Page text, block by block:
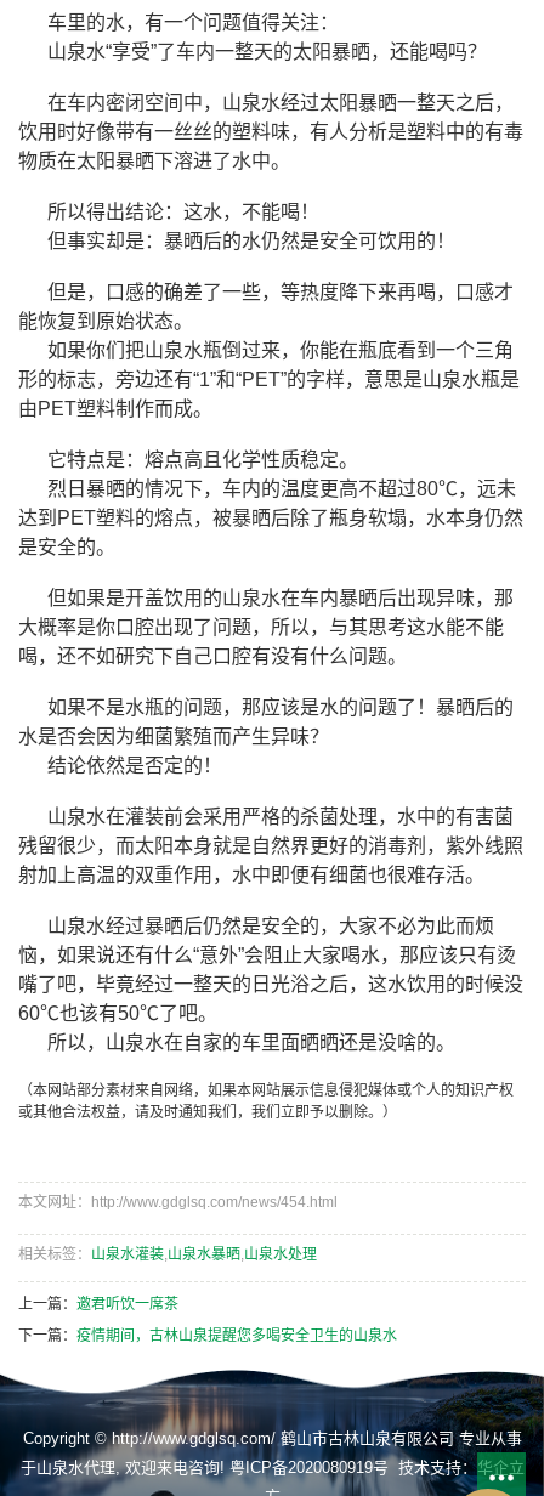
车里的水，有一个问题值得关注：
山泉水“享受”了车内一整天的太阳暴晒，还能喝吗？
在车内密闭空间中，山泉水经过太阳暴晒一整天之后，
饮用时好像带有一丝丝的塑料味，有人分析是塑料中的有毒
物质在太阳暴晒下溶进了水中。
所以得出结论：这水，不能喝！
但事实却是：暴晒后的水仍然是安全可饮用的！
但是，口感的确差了一些，等热度降下来再喝，口感才
能恢复到原始状态。
如果你们把山泉水瓶倒过来，你能在瓶底看到一个三角
形的标志，旁边还有“1”和“PET”的字样，意思是山泉水瓶是
由PET塑料制作而成。
它特点是：熔点高且化学性质稳定。
烈日暴晒的情况下，车内的温度更高不超过80℃，远未
达到PET塑料的熔点，被暴晒后除了瓶身软塌，水本身仍然
是安全的。
但如果是开盖饮用的山泉水在车内暴晒后出现异味，那
大概率是你口腔出现了问题，所以，与其思考这水能不能
喝，还不如研究下自己口腔有没有什么问题。
如果不是水瓶的问题，那应该是水的问题了！暴晒后的
水是否会因为细菌繁殖而产生异味？
结论依然是否定的！
山泉水在灌装前会采用严格的杀菌处理，水中的有害菌
残留很少，而太阳本身就是自然界更好的消毒剂，紫外线照
射加上高温的双重作用，水中即便有细菌也很难存活。
山泉水经过暴晒后仍然是安全的，大家不必为此而烦
恼，如果说还有什么“意外”会阻止大家喝水，那应该只有烫
嘴了吧，毕竟经过一整天的日光浴之后，这水饮用的时候没
60℃也该有50℃了吧。
所以，山泉水在自家的车里面晒晒还是没啥的。
（本网站部分素材来自网络，如果本网站展示信息侵犯媒体或个人的知识产权
或其他合法权益，请及时通知我们，我们立即予以删除。）
本文网址：http://www.gdglsq.com/news/454.html
相关标签： 山泉水灌装,山泉水暴晒,山泉水处理
上一篇： 邀君听饮一席茶
下一篇： 疫情期间，古林山泉提醒您多喝安全卫生的山泉水
Copyright © http://www.gdglsq.com/ 鹤山市古林山泉有限公司 专业从事
于山泉水代理, 欢迎来电咨询!粤ICP备2020080919号技术支持：华企立